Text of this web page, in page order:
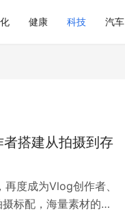
健康 科技 汽车
搭建从拍摄到存
度成为Vlog创作者、
标配，海量素材的及